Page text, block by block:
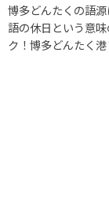
博多どんたくの語
語の休日という意
ク！博多どんたく港